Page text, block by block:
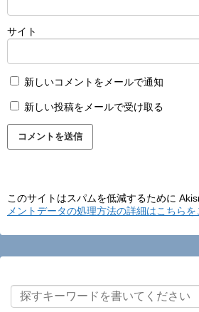
サイト
新しいコメントをメールで通知
新しい投稿をメールで受け取る
このサイトはスパムを低減するために
メントデータの処理方法の詳細はこちら